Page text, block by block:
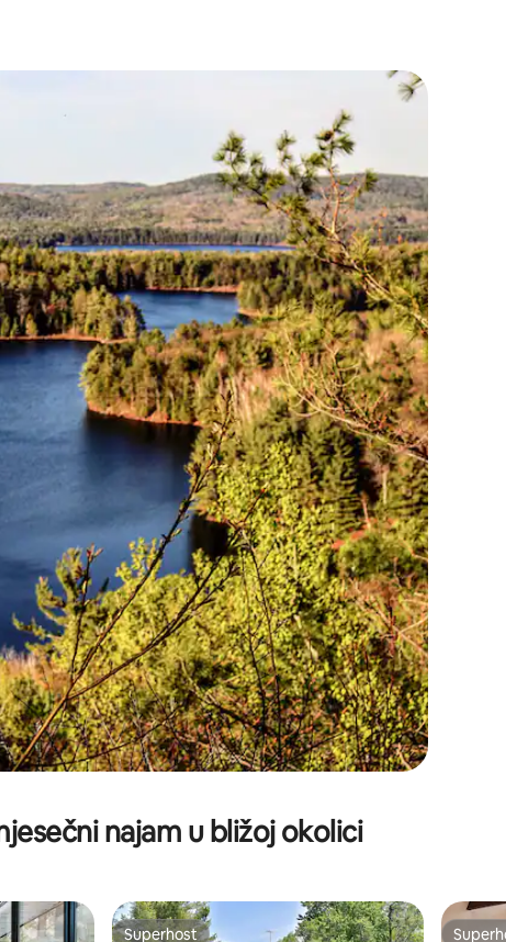
prema gore i prema dolje, kao i dodirom ili prelaskom prstom po
najam u bližoj okolici
Superhost